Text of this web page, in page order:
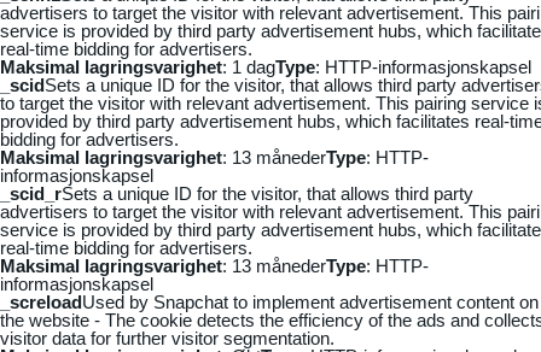
advertisers to target the visitor with relevant advertisement. This
service is provided by third party advertisement hubs, which
real-time bidding for advertisers.
Maksimal lagringsvarighet: 1 dagType: HTTP-informasjonskapsel
_scidSets a unique ID for the visitor, that allows third party
to target the visitor with relevant advertisement. This pairing service
provided by third party advertisement hubs, which facilitates real-
bidding for advertisers.
Maksimal lagringsvarighet: 13 månederType: HTTP-
informasjonskapsel
_scid_rSets a unique ID for the visitor, that allows third party
advertisers to target the visitor with relevant advertisement. This
service is provided by third party advertisement hubs, which
real-time bidding for advertisers.
Maksimal lagringsvarighet: 13 månederType: HTTP-
informasjonskapsel
_screloadUsed by Snapchat to implement advertisement content on
the website - The cookie detects the efficiency of the ads and
visitor data for further visitor segmentation.